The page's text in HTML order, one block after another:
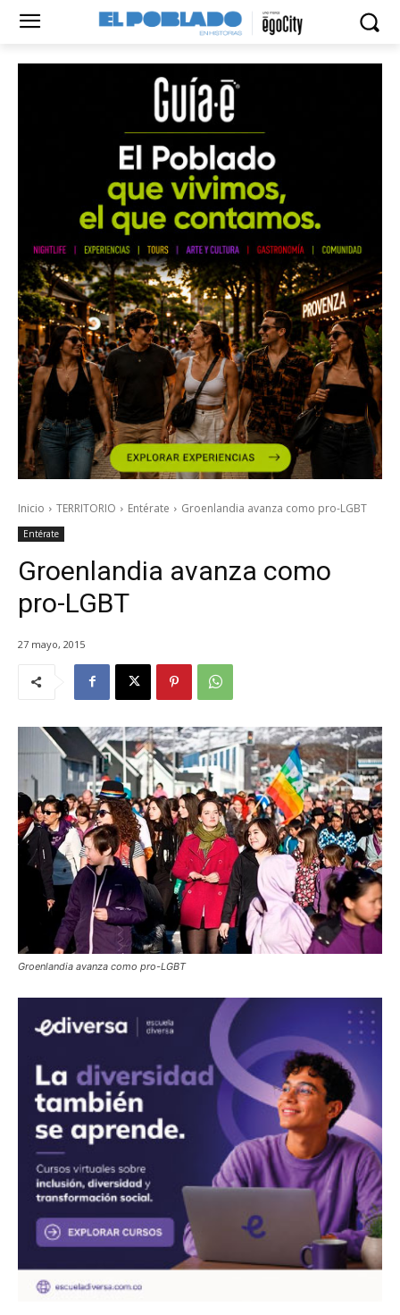
Inicio TERRITORIO Entérate Groenlandia avanza como pro-LGBT
Entérate
Groenlandia avanza como
pro-LGBT
27 mayo, 2015
Groenlandia avanza como pro-LGBT